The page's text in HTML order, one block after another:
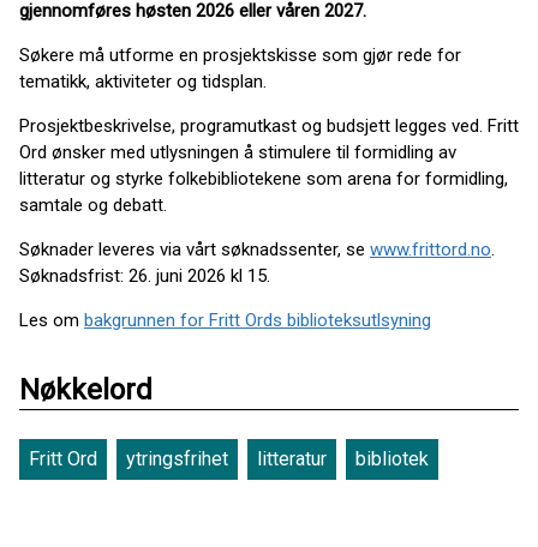
gjennomføres høsten 2026 eller våren 2027.
Søkere må utforme en prosjektskisse som gjør rede for
tematikk, aktiviteter og tidsplan.
Prosjektbeskrivelse, programutkast og budsjett legges ved. Fritt
Ord ønsker med utlysningen å stimulere til formidling av
litteratur og styrke folkebibliotekene som arena for formidling,
samtale og debatt.
Søknader leveres via vårt søknadssenter, se www.frittord.no.
Søknadsfrist: 26. juni 2026 kl 15.
Les om bakgrunnen for Fritt Ords biblioteksutlsyning
Nøkkelord
Fritt Ord ytringsfrihet litteratur bibliotek